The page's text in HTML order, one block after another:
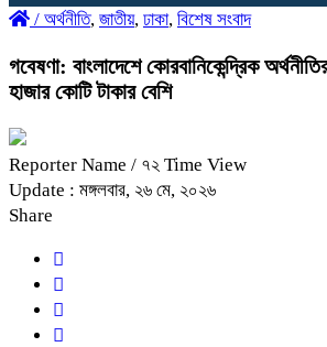
/ অর্থনীতি, জাতীয়, ঢাকা, বিশেষ সংবাদ
গবেষণা: বাংলাদেশে কোরবানিকেন্দ্রিক
হাজার কোটি টাকার বেশি
Reporter Name / ৭২ Time View
Update : মঙ্গলবার, ২৬ মে, ২০২৬
Share